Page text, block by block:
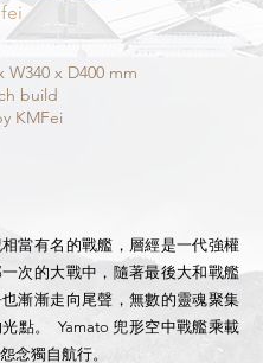
W340 x D400 mm
build​
KMFei
當有名的戰艦，層經是一代強權
次的大戰中，隨著最後大和戰艦
漸漸走向尾聲，無數的靈魂聚集
點。 Yamato 兜形空中戰艦乘載
念獨自航行。